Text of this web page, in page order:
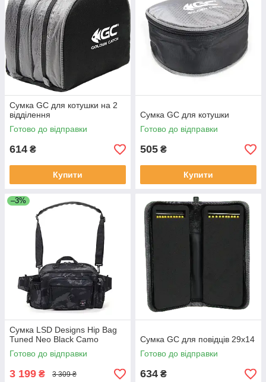
Сумка GC для котушки на 2
відділення
Готово до відправки
614 ₴
Купити
Сумка GC для котушки
Готово до відправки
505 ₴
Купити
–3%
Сумка LSD Designs Hip Bag
Tuned Neo Black Camo
Готово до відправки
3 199 ₴ 3 309 ₴
Сумка GC для повідців 29x14
Готово до відправки
634 ₴